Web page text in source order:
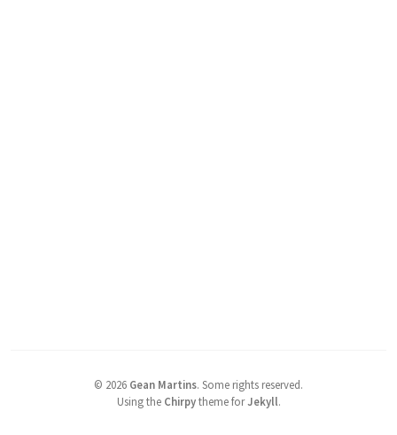
© 2026 Gean Martins. Some rights reserved.
Using the Chirpytheme forJekyll.